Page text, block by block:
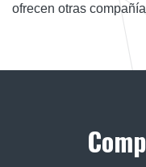
ofrecen otras